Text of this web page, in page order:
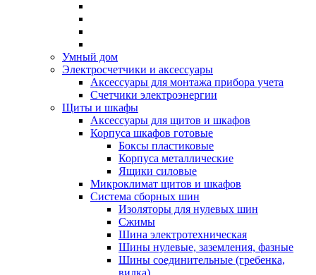
Умный дом
Электросчетчики и аксессуары
Аксессуары для монтажа прибора учета
Счетчики электроэнергии
Щиты и шкафы
Аксессуары для щитов и шкафов
Корпуса шкафов готовые
Боксы пластиковые
Корпуса металлические
Ящики силовые
Микроклимат щитов и шкафов
Система сборных шин
Изоляторы для нулевых шин
Сжимы
Шина электротехническая
Шины нулевые, заземления, фазные
Шины соединительные (гребенка,
вилка)